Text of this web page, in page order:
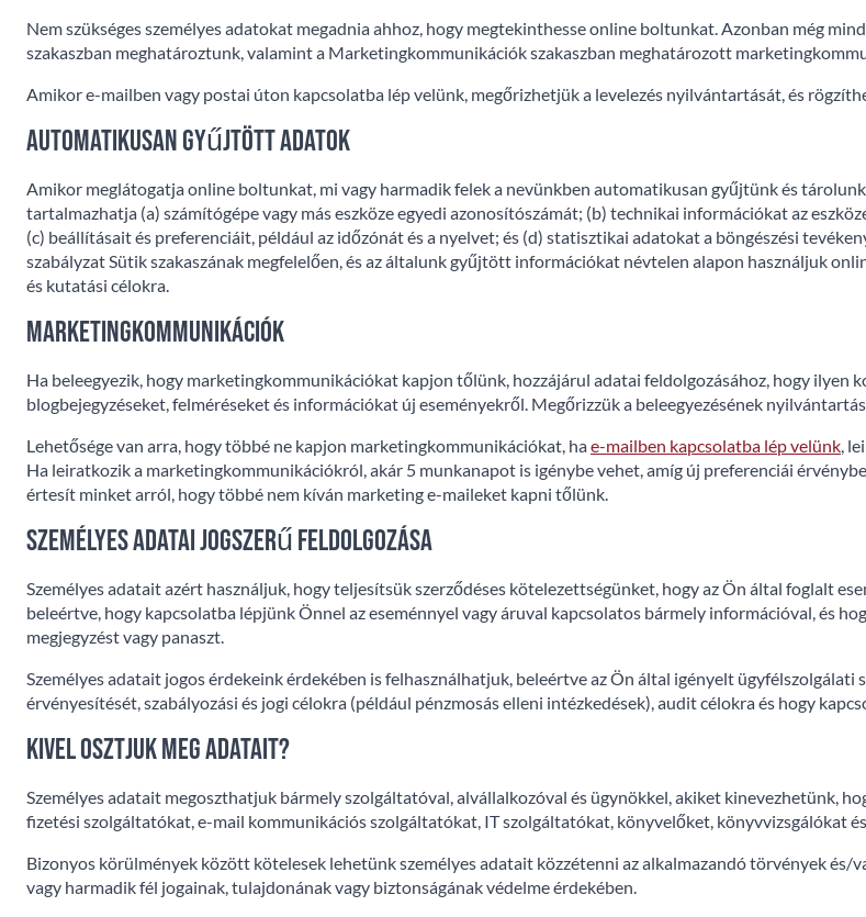
Nem szükséges személyes adatokat megadnia ahhoz, hogy megtekinthesse online boltunkat. Azonban még
szakaszban meghatároztunk, valamint a Marketingkommunikációk szakaszban meghatározott
Amikor e-mailben vagy postai úton kapcsolatba lép velünk, megőrizhetjük a levelezés nyilvántartását, és
Automatikusan gyűjtött adatok
Amikor meglátogatja online boltunkat, mi vagy harmadik felek a nevünkben automatikusan gyűjtünk és
tartalmazhatja (a) számítógépe vagy más eszköze egyedi azonosítószámát; (b) technikai információkat az
(c) beállításait és preferenciáit, például az időzónát és a nyelvet; és (d) statisztikai adatokat a böngészési
szabályzat Sütik szakaszának megfelelően, és az általunk gyűjtött információkat névtelen alapon használjuk
és kutatási célokra.
Marketingkommunikációk
Ha beleegyezik, hogy marketingkommunikációkat kapjon tőlünk, hozzájárul adatai feldolgozásához, hogy
blogbejegyzéseket, felméréseket és információkat új eseményekről. Megőrizzük a beleegyezésének
Lehetősége van arra, hogy többé ne kapjon marketingkommunikációkat, hae-mailben kapcsolatba lép velünk,
Ha leiratkozik a marketingkommunikációkról, akár 5 munkanapot is igénybe vehet, amíg új preferenciái
értesít minket arról, hogy többé nem kíván marketing e-maileket kapni tőlünk.
Személyes adatai jogszerű feldolgozása
Személyes adatait azért használjuk, hogy teljesítsük szerződéses kötelezettségünket, hogy az Ön által foglalt
beleértve, hogy kapcsolatba lépjünk Önnel az eseménnyel vagy áruval kapcsolatos bármely információval, és
megjegyzést vagy panaszt.
Személyes adatait jogos érdekeink érdekében is felhasználhatjuk, beleértve az Ön által igényelt
érvényesítését, szabályozási és jogi célokra (például pénzmosás elleni intézkedések), audit célokra és hogy
Kivel osztjuk meg adatait?
Személyes adatait megoszthatjuk bármely szolgáltatóval, alvállalkozóval és ügynökkel, akiket kinevezhetünk,
fizetési szolgáltatókat, e-mail kommunikációs szolgáltatókat, IT szolgáltatókat, könyvelőket, könyvvizsgálókat
Bizonyos körülmények között kötelesek lehetünk személyes adatait közzétenni az alkalmazandó törvények és/
vagy harmadik fél jogainak, tulajdonának vagy biztonságának védelme érdekében.